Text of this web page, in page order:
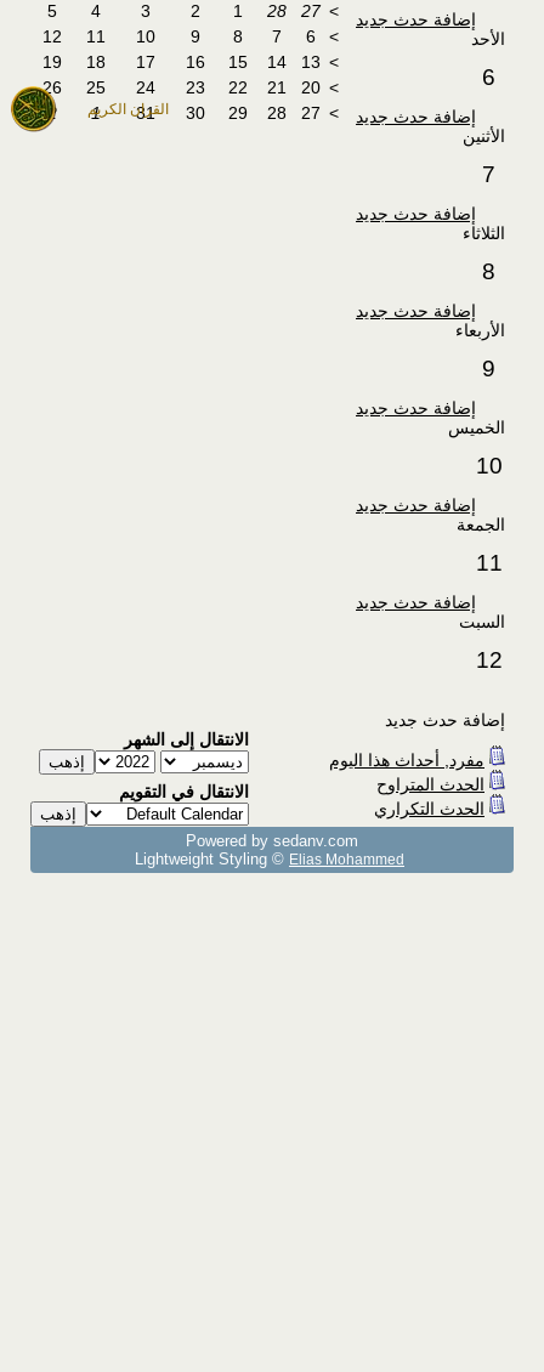
القران الكريم
إضافة حدث جديد
الأحد
6
إضافة حدث جديد
الأثنين
7
إضافة حدث جديد
الثلاثاء
8
إضافة حدث جديد
الأربعاء
9
إضافة حدث جديد
الخميس
10
إضافة حدث جديد
الجمعة
11
إضافة حدث جديد
السبت
12
>
27
28
1
2
3
4
5
>
6
7
8
9
10
11
12
>
13
14
15
16
17
18
19
>
20
21
22
23
24
25
26
>
27
28
29
30
31
1
2
إضافة حدث جديد
مفرد, أحداث هذا اليوم
الحدث المتراوح
الحدث التكراري
الانتقال إلى الشهر
الانتقال في التقويم
Powered by sedany.com
Lightweight Styling © Elias Mohammed